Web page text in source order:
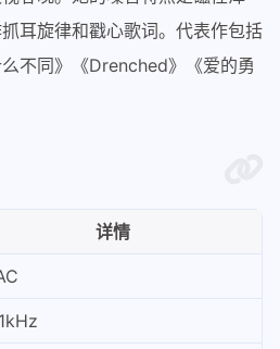
耳旋律和戳心歌词。代表作包括
不同》《Drenched》《爱的勇
详情